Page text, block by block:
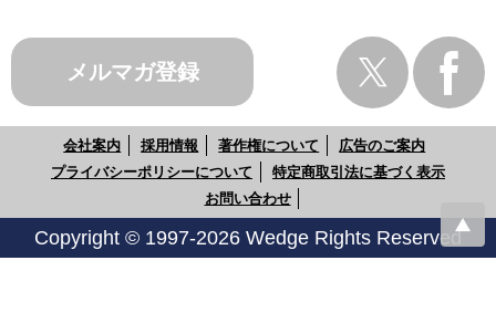
メルマガ登録
会社案内 採用情報 著作権について
広告のご案内
プライバシーポリシーについて
特定商取引法に基づく表示
お問い合わせ
Copyright © 1997-2026 Wedge Rights Reserved